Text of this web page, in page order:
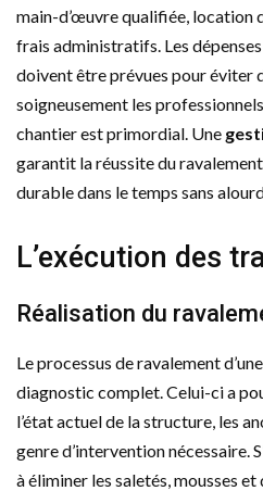
main-d’œuvre qualifiée, location
frais administratifs. Les
doivent être prévues pour éviter
soigneusement les
chantier est primordial. Une
garantit la réussite du
durable dans le temps sans
L’exécution des
Réalisation du
Le processus de ravalement
diagnostic complet. Celui-ci a
l’état actuel de la structure, les
genre d’intervention nécessaire.
à éliminer les saletés, mousses